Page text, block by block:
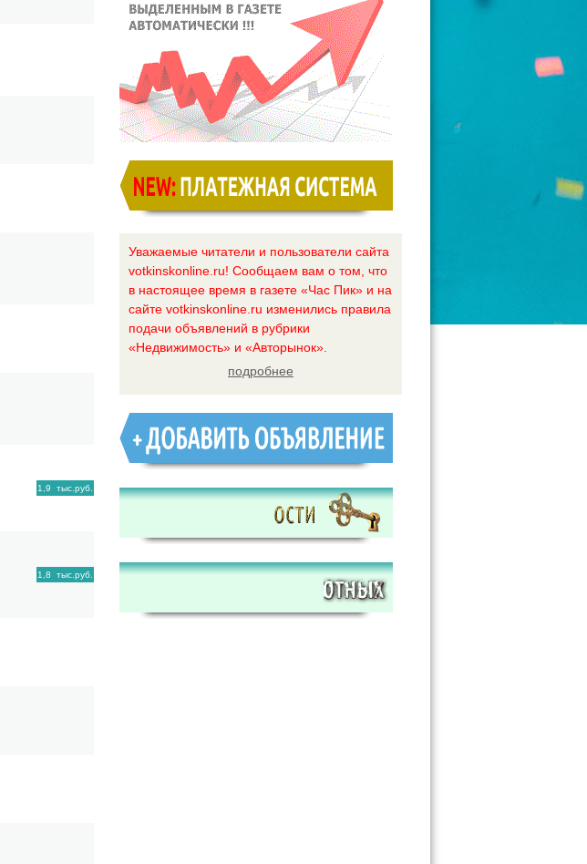
1,9 тыс.руб.
1,8 тыс.руб.
Уважаемые читатели и пользователи сайта
votkinskonline.ru! Сообщаем вам о том, что
в настоящее время в газете «Час Пик» и на
сайте votkinskonline.ru изменились правила
подачи объявлений в рубрики
«Недвижимость» и «Авторынок».
подробнее